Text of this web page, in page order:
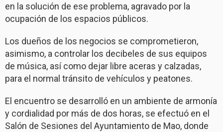
en la solución de ese problema, agravado por la
ocupación de los espacios públicos.
Los dueños de los negocios se comprometieron,
asimismo, a controlar los decibeles de sus equipos
de música, así como dejar libre aceras y calzadas,
para el normal tránsito de vehículos y peatones.
El encuentro se desarrolló en un ambiente de armonía
y cordialidad por más de dos horas, se efectuó en el
Salón de Sesiones del Ayuntamiento de Mao, donde